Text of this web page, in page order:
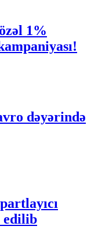
1%
dəyərində
edilib